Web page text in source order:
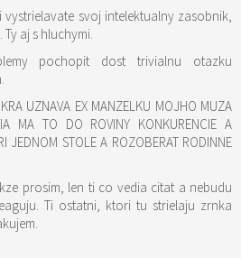
vystrielavate svoj intelektualny zasobnik,
aj s hluchymi.
pochopit dost trivialnu otazku
UZNAVA EX MANZELKU MOJHO MUZA
MA TO DO ROVINY KONKURENCIE A
JEDNOM STOLE A ROZOBERAT RODINNE
prosim, len ti co vedia citat a nebudu
Ti ostatni, ktori tu strielaju zrnka